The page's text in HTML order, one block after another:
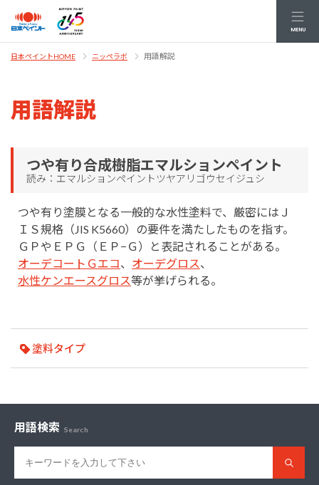
MENU
日本ペイントHOME ニッペラボ 用語解説
用語解説
つや有り合成樹脂エマルションペイント
読み：エマルションペイントツヤアリゴウセイジュシ
つや有り塗膜となる一般的な水性塗料で、厳密にはＪ
ＩＳ規格（JIS K5660）の要件を満たしたものを指す。
ＧＰやＥＰＧ（ＥＰ−Ｇ）と表記されることがある。
オーデコートＧエコ、 オーデグロス、
水性ケンエースグロス等が挙げられる。
塗料タイプ
用語検索 Search